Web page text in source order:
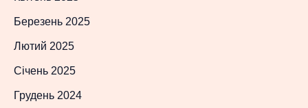
Березень 2025
Лютий 2025
Січень 2025
Грудень 2024